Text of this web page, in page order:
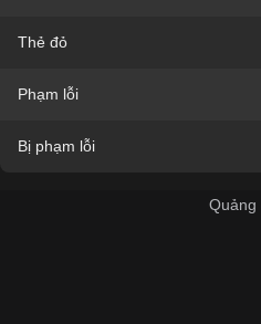
Thẻ đỏ
Phạm lỗi
Bị phạm lỗi